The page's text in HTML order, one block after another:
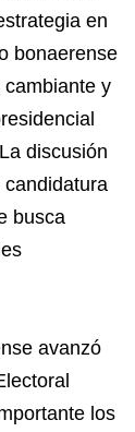
en
bonaerense
y
discusión
busca
avanzó
los